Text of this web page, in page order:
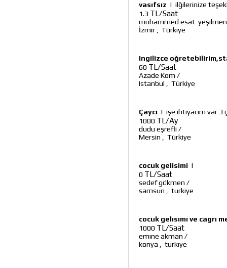
vasıfsız | ilğilerinize
1.3 TL/Saat
muhammed esat yeşilmen
İzmir
Türkiye
Ingilizce
60 TL/Saat
Azade Kom /
Istanbul
Türkiye
Çaycı | işe ihtiyacım var 3
1000 TL/Ay
dudu eşrefli /
Mersin
Türkiye
cocuk gelisimi |
0 TL/Saat
sedef gökmen /
samsun
turkiye
cocuk gelısımı ve cagrı
1000 TL/Saat
emıne akman /
konya
turkıye